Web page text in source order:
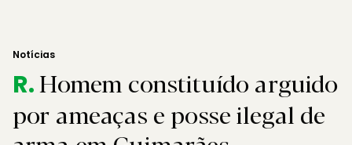
Notícias
R.Homem constituído arguido
por ameaças e posse ilegal de